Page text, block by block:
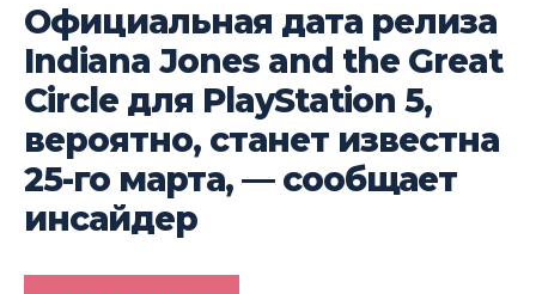
Официальная дата релиза
Indiana Jones and the Great
Circle для PlayStation 5,
вероятно, станет известна
25-го марта, — сообщает
инсайдер